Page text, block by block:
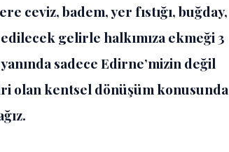
ceviz, badem, yer fıstığı, buğday,
gelirle halkımıza ekmeği 3
sadece Edirne’mizin değil
olan kentsel dönüşüm konusunda